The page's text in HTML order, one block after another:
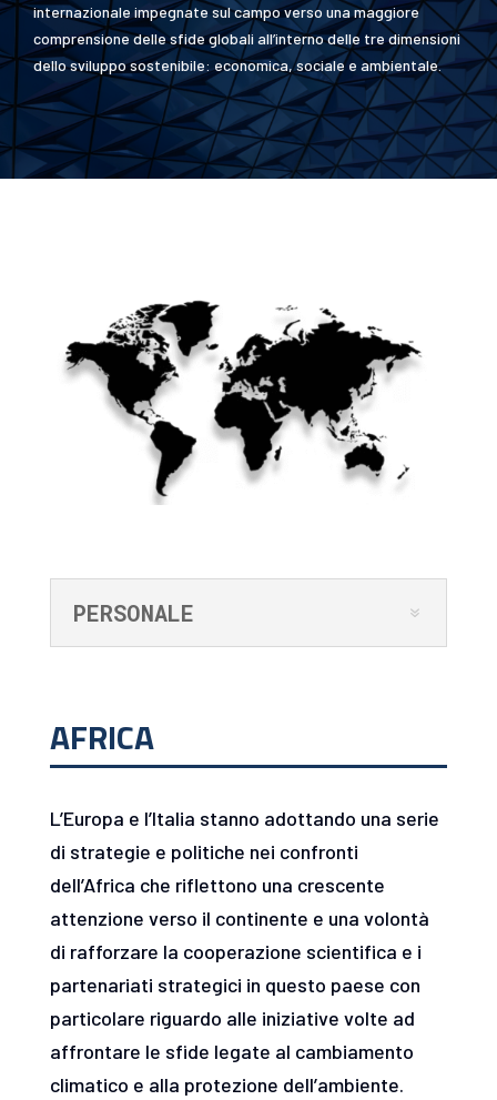
internazionale impegnate sul campo verso una maggiore
comprensione delle sfide globali all’interno delle tre dimensioni
dello sviluppo sostenibile: economica, sociale e ambientale.
PERSONALE
AFRICA
L’Europa e l’Italia stanno adottando una serie
di strategie e politiche nei confronti
dell’Africa che riflettono una crescente
attenzione verso il continente e una volontà
di rafforzare la cooperazione scientifica e i
partenariati strategici in questo paese con
particolare riguardo alle iniziative volte ad
affrontare le sfide legate al cambiamento
climatico e alla protezione dell’ambiente.